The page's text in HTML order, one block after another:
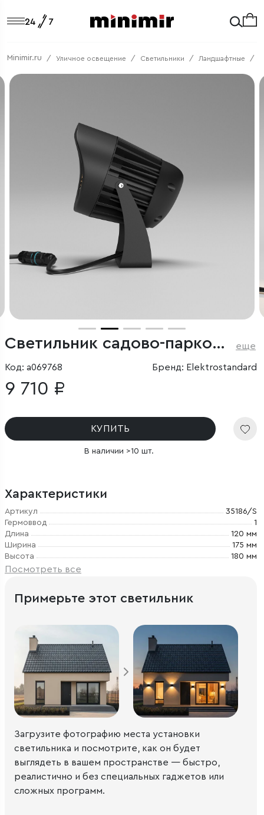
Minimir.ru Уличное освещение Светильники Ландшафтные
Светильник садово-парковый поворотный Landscape 15W черный еще
Код: a069768 Бренд: Elektrostandard
9 710 ₽
КУПИТЬ
В наличии >10 шт.
Характеристики
Артикул
35186/S
Гермоввод
1
Длина
120 мм
Ширина
175 мм
Высота
180 мм
Посмотреть все
Примерьте этот светильник
Загрузите фотографию места установки
светильника и посмотрите, как он будет
выглядеть в вашем пространстве — быстро,
реалистично и без специальных гаджетов или
сложных программ.